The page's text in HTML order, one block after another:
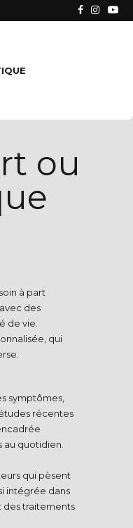
ou
à part
des
de vie.
qui
symptômes,
récentes
quotidien.​
qui pèsent
intégrée dans
des traitements